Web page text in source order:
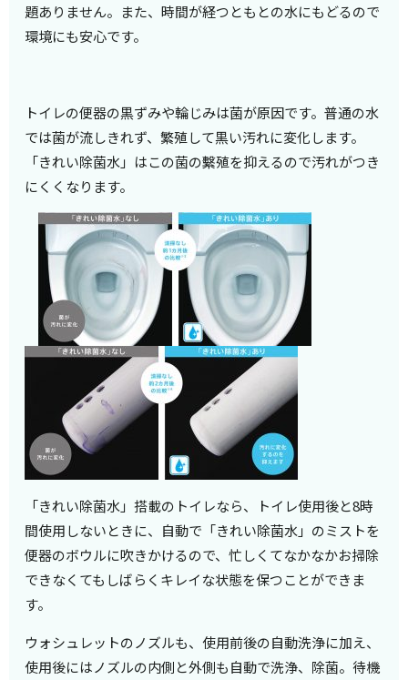
題ありません。また、時間が経つともとの水にもどるので
環境にも安心です。
トイレの便器の黒ずみや輪じみは菌が原因です。普通の水
では菌が流しきれず、繁殖して黒い汚れに変化します。
「きれい除菌水」はこの菌の繫殖を抑えるので汚れがつき
にくくなります。
「きれい除菌水」搭載のトイレなら、トイレ使用後と8時
間使用しないときに、自動で「きれい除菌水」のミストを
便器のボウルに吹きかけるので、忙しくてなかなかお掃除
できなくてもしばらくキレイな状態を保つことができま
す。
ウォシュレットのノズルも、使用前後の自動洗浄に加え、
使用後にはノズルの内側と外側も自動で洗浄、除菌。待機